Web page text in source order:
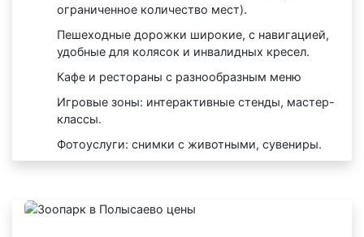
ограниченное количество мест).
Пешеходные дорожки широкие, с навигацией,
удобные для колясок и инвалидных кресел.
Кафе и рестораны с разнообразным меню
Игровые зоны: интерактивные стенды, мастер-
классы.
Фотоуслуги: снимки с животными, сувениры.